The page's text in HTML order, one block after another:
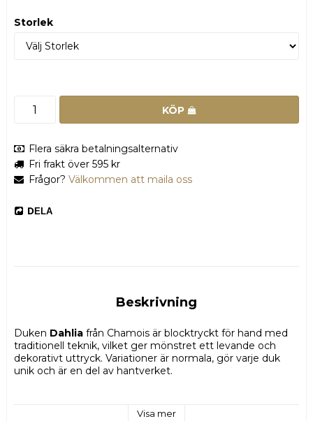
Storlek
KÖP
Flera säkra betalningsalternativ
Fri frakt över 595 kr
Frågor? Välkommen att maila oss
DELA
Beskrivning
Duken Dahlia från Chamois är blocktryckt för hand med
traditionell teknik, vilket ger mönstret ett levande och
dekorativt uttryck. Variationer är normala, gör varje duk
unik och är en del av hantverket.
Den mjuka bomullskvaliteten ger ett vackert fall och gör
Visa mer